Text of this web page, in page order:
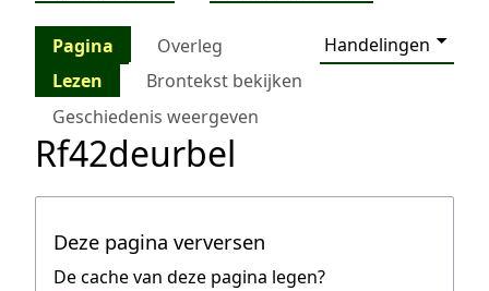
Pagina Overleg
Handelingen
Lezen
Brontekst bekijken
Geschiedenis weergeven
Rf42deurbel
Deze pagina verversen
De cache van deze pagina legen?